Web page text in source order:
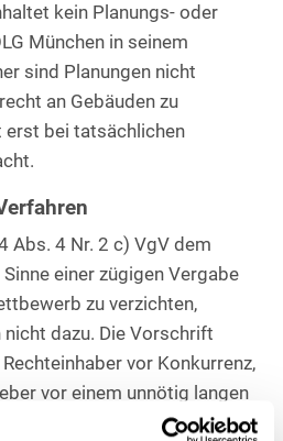
kein Planungs- oder
München in seinem
sind Planungen nicht
an Gebäuden zu
erst bei tatsächlichen
Abs. 4 Nr. 2 c) VgV dem
einer zügigen Vergabe
zu verzichten,
dazu. Die Vorschrift
vor Konkurrenz,
vor einem unnötig langen